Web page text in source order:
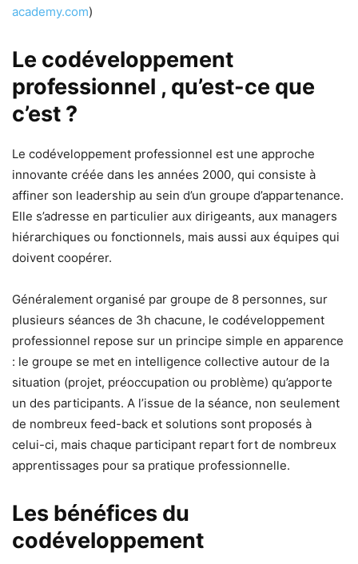
academy.com)
Le codéveloppement
professionnel , qu’est-ce que
c’est ?
Le codéveloppement professionnel est une approche
innovante créée dans les années 2000, qui consiste à
affiner son leadership au sein d’un groupe d’appartenance.
Elle s’adresse en particulier aux dirigeants, aux managers
hiérarchiques ou fonctionnels, mais aussi aux équipes qui
doivent coopérer.
Généralement organisé par groupe de 8 personnes, sur
plusieurs séances de 3h chacune, le codéveloppement
professionnel repose sur un principe simple en apparence
: le groupe se met en intelligence collective autour de la
situation (projet, préoccupation ou problème) qu’apporte
un des participants. A l’issue de la séance, non seulement
de nombreux feed-back et solutions sont proposés à
celui-ci, mais chaque participant repart fort de nombreux
apprentissages pour sa pratique professionnelle.
Les bénéfices du
codéveloppement